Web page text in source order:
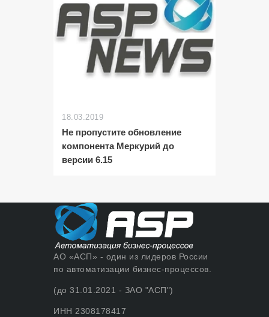
18.03.2019
Не пропустите обновление
компонента Меркурий до
версии 6.15
АО «АСП» - один из лидеров России
по автоматизации бизнес-процессов.
(до 31.01.2021 - ЗАО "АСП")
ИНН 2308178417